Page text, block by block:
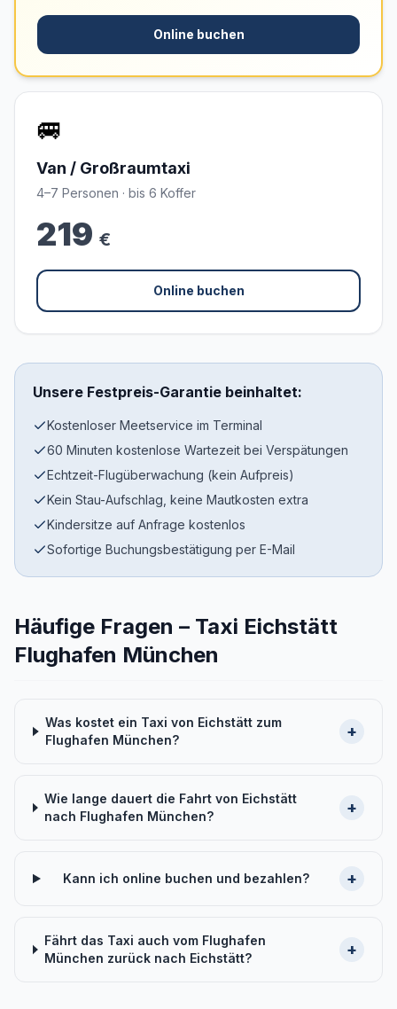
Online buchen
🚐
Van / Großraumtaxi
4–7 Personen · bis 6 Koffer
219 €
Online buchen
Unsere Festpreis-Garantie beinhaltet:
Kostenloser Meetservice im Terminal
60 Minuten kostenlose Wartezeit bei Verspätungen
Echtzeit-Flugüberwachung (kein Aufpreis)
Kein Stau-Aufschlag, keine Mautkosten extra
Kindersitze auf Anfrage kostenlos
Sofortige Buchungsbestätigung per E-Mail
Häufige Fragen – Taxi Eichstätt
Flughafen München
Was kostet ein Taxi von Eichstätt zum
Flughafen München?
+
Wie lange dauert die Fahrt von Eichstätt
nach Flughafen München?
+
Kann ich online buchen und bezahlen? +
Fährt das Taxi auch vom Flughafen
München zurück nach Eichstätt?
+